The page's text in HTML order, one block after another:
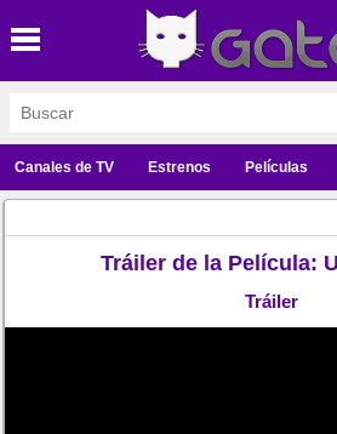
Canales de TV Estrenos Películas
Tráiler de la Película:
Tráiler